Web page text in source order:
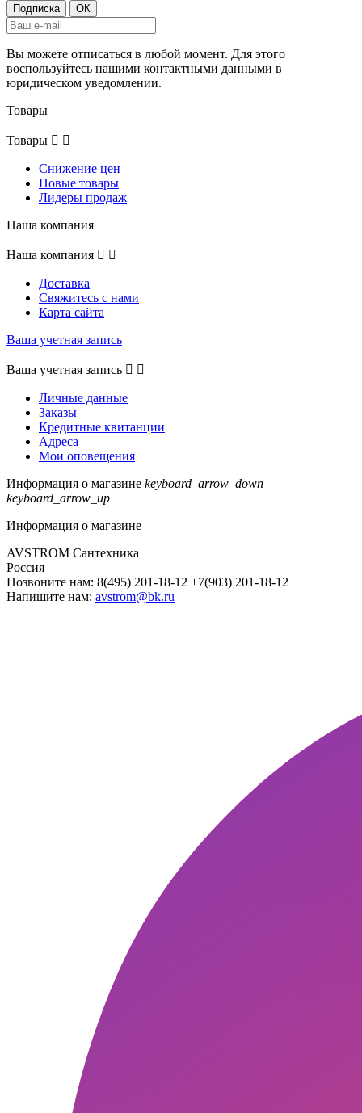
Вы можете отписаться в любой момент. Для этого
воспользуйтесь нашими контактными данными в
юридическом уведомлении.
Товары
Товары  
Снижение цен
Новые товары
Лидеры продаж
Наша компания
Наша компания  
Доставка
Свяжитесь с нами
Карта сайта
Ваша учетная запись
Ваша учетная запись  
Личные данные
Заказы
Кредитные квитанции
Адреса
Мои оповещения
Информация о магазине keyboard_arrow_down
keyboard_arrow_up
Информация о магазине
AVSTROM Сантехника
Россия
Позвоните нам: 8(495) 201-18-12 +7(903) 201-18-12
Напишите нам: avstrom@bk.ru